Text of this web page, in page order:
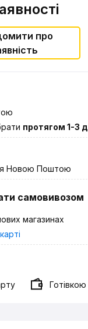
про
протягом 1-3
Новою Поштою
самовивозом
магазинах
Готівкою